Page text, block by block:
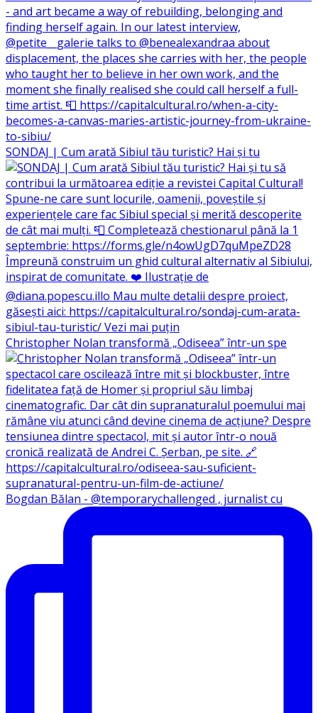
SONDAJ | Cum arată Sibiul tău turistic? Hai și tu
Christopher Nolan transformă „Odiseea” într-un spe
Bogdan Bălan - @temporarychallenged , jurnalist cu